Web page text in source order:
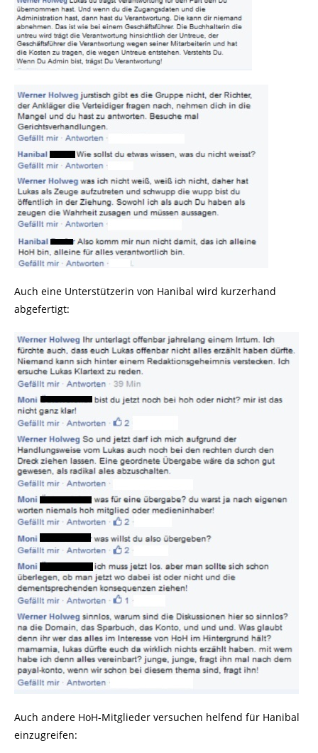
Auch eine Unterstützerin von Hanibal wird kurzerhand
abgefertigt:
Auch andere HoH-Mitglieder versuchen helfend für Hanibal
einzugreifen: